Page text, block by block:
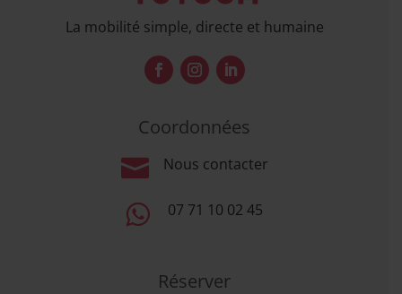
La mobilité simple, directe et humaine
Coordonnées
 Nous contacter
 07 71 10 02 45
Réserver